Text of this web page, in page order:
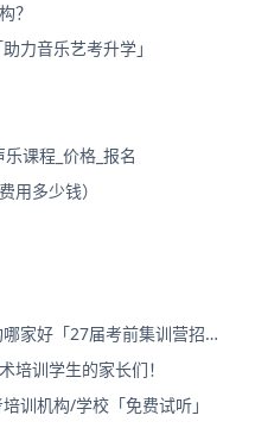
？
力音乐艺考升学」
课程_价格_报名
用多少钱）
家好「27届考前集训营招
培训学生的家长们！
训机构/学校「免费试听」